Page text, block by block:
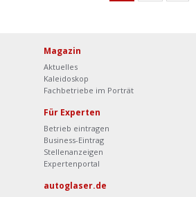
Magazin
Aktuelles
Kaleidoskop
Fachbetriebe im Porträt
Für Experten
Betrieb eintragen
Business-Eintrag
Stellenanzeigen
Expertenportal
autoglaser.de